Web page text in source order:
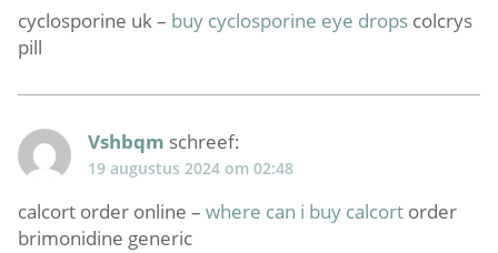
cyclosporine uk – buy cyclosporine eye drops colcrys
pill
Vshbqm schreef:
19 augustus 2024 om 02:48
calcort order online – where can i buy calcort order
brimonidine generic